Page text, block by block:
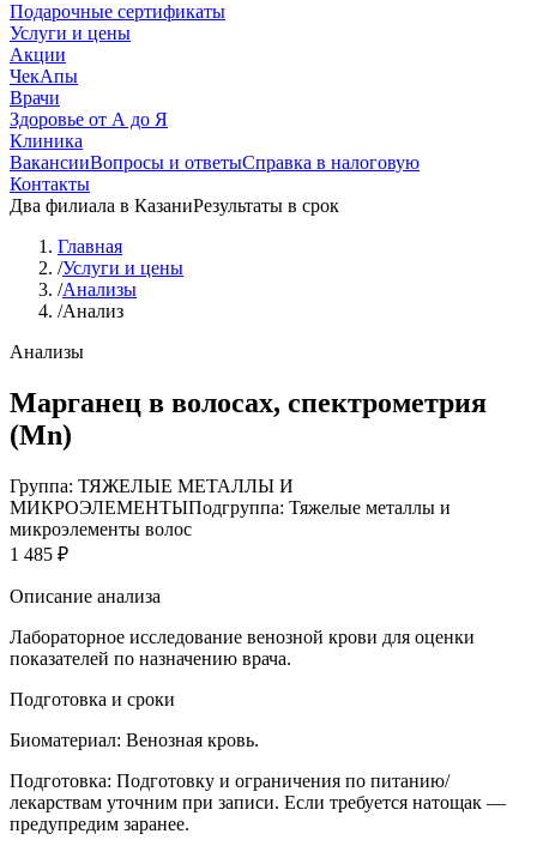
Подарочные сертификаты
Услуги и цены
Акции
ЧекАпы
Врачи
Здоровье от А до Я
Клиника
ВакансииВопросы и ответыСправка в налоговую
Контакты
Два филиала в КазаниРезультаты в срок
Главная
/Услуги и цены
/Анализы
/Анализ
Анализы
Марганец в волосах, спектрометрия
(Mn)
Группа: ТЯЖЕЛЫЕ МЕТАЛЛЫ И
МИКРОЭЛЕМЕНТЫПодгруппа: Тяжелые металлы и
микроэлементы волос
1 485 ₽
Описание анализа
Лабораторное исследование венозной крови для оценки
показателей по назначению врача.
Подготовка и сроки
Биоматериал: Венозная кровь.
Подготовка: Подготовку и ограничения по питанию/
лекарствам уточним при записи. Если требуется натощак —
предупредим заранее.